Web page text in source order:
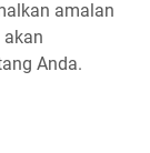
amalan
Anda.